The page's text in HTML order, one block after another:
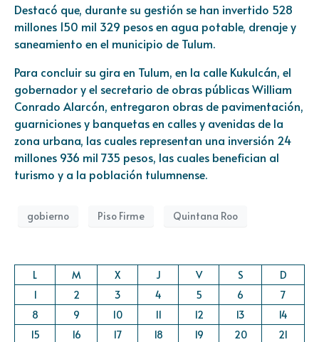
Destacó que, durante su gestión se han invertido 528
millones 150 mil 329 pesos en agua potable, drenaje y
saneamiento en el municipio de Tulum.
Para concluir su gira en Tulum, en la calle Kukulcán, el
gobernador y el secretario de obras públicas William
Conrado Alarcón, entregaron obras de pavimentación,
guarniciones y banquetas en calles y avenidas de la
zona urbana, las cuales representan una inversión 24
millones 936 mil 735 pesos, las cuales benefician al
turismo y a la población tulumnense.
gobierno Piso Firme Quintana Roo
L M X J V S
D
1
2 3 4 5 6
7
8
9 10 11 12 13
14
15
16 17 18 19 20
21